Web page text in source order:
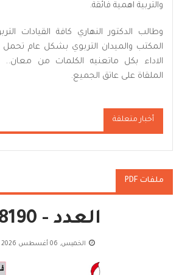
والتربية اهمية فائقة.
وطالب الدكتور النهاري كافة القيادات
المكتب والميدان التربوي بشكل عام
الاداء بكل ماتعنيه الكلمات من معان..
الملقاة على عاتق الجميع.
أخبار متعلقة
ملفات PDF
العدد - 18190
الخميس, 06 أغسطس 2026